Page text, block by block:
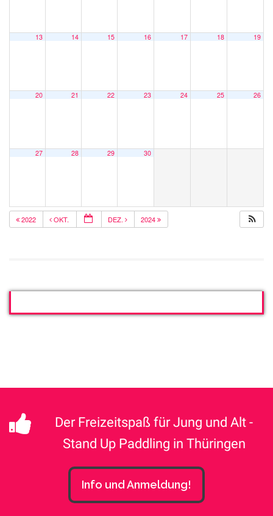
13 14 15 16 17 18 19
20 21 22 23 24 25 26
27 28 29 30
2022 OKT. DEZ. 2024
Der Freizeitspaß für Jung und Alt -
Stand Up Paddling in Thüringen
Info und Anmeldung!